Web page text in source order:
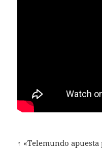
↑ «Telemundo